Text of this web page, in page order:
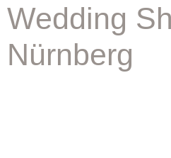
Wedding
Nürnberg